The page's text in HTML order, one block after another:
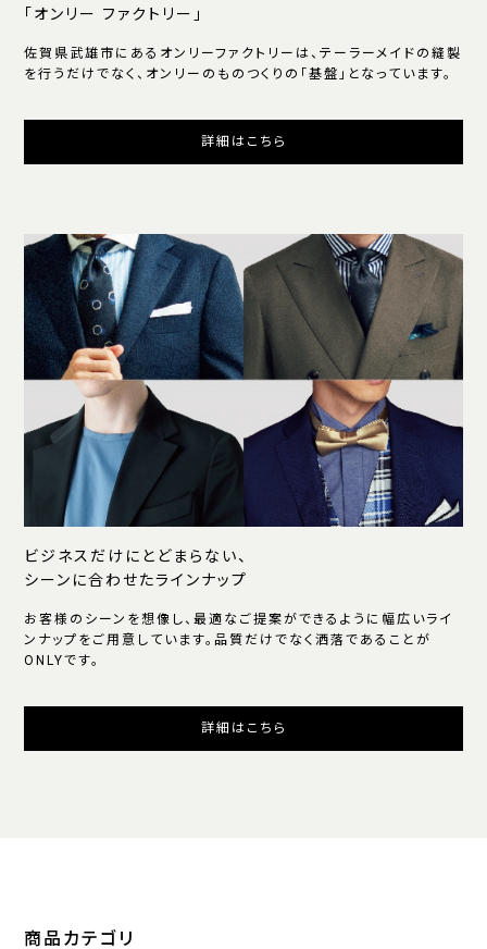
「オンリー ファクトリー」
佐賀県武雄市にあるオンリーファクトリーは、テーラーメイドの縫製
を行うだけでなく、オンリーのものつくりの「基盤」となっています。
詳細はこちら
ビジネスだけにとどまらない、
シーンに合わせたラインナップ
お客様のシーンを想像し、最適なご提案ができるように幅広いライ
ンナップをご用意しています。品質だけでなく洒落であることが
ONLYです。
詳細はこちら
商品カテゴリ